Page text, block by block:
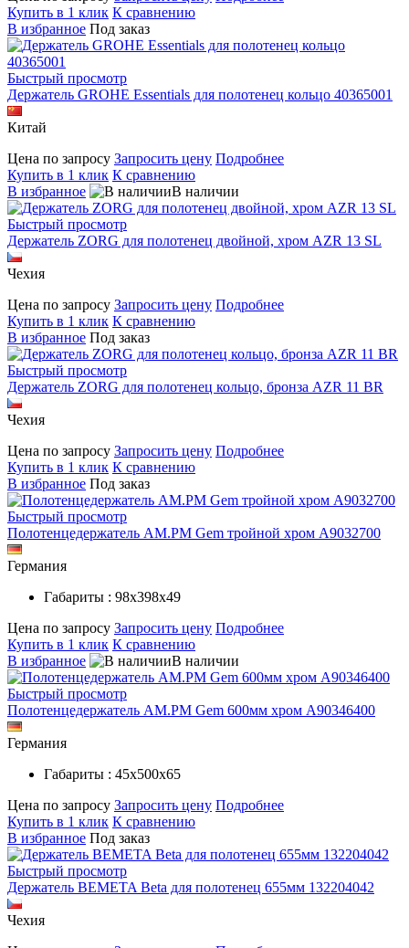
Купить в 1 клик К сравнению
В избранное Под заказ
Быстрый просмотр
Держатель GROHE Essentials для полотенец кольцо 40365001
Китай
Цена по запросу Запросить цену Подробнее
Купить в 1 клик К сравнению
В избранное
В наличии
Быстрый просмотр
Держатель ZORG для полотенец двойной, хром AZR 13 SL
Чехия
Цена по запросу Запросить цену Подробнее
Купить в 1 клик К сравнению
В избранное Под заказ
Быстрый просмотр
Держатель ZORG для полотенец кольцо, бронза AZR 11 BR
Чехия
Цена по запросу Запросить цену Подробнее
Купить в 1 клик К сравнению
В избранное Под заказ
Быстрый просмотр
Полотенцедержатель AM.PM Gem тройной хром A9032700
Германия
Габариты : 98х398х49
Цена по запросу Запросить цену Подробнее
Купить в 1 клик К сравнению
В избранное
В наличии
Быстрый просмотр
Полотенцедержатель AM.PM Gem 600мм хром A90346400
Германия
Габариты : 45х500х65
Цена по запросу Запросить цену Подробнее
Купить в 1 клик К сравнению
В избранное Под заказ
Быстрый просмотр
Держатель BEMETA Beta для полотенец 655мм 132204042
Чехия